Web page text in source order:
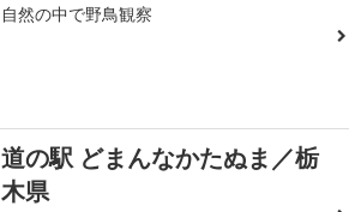
自然の中で野鳥観察
道の駅 どまんなかたぬま／栃
木県